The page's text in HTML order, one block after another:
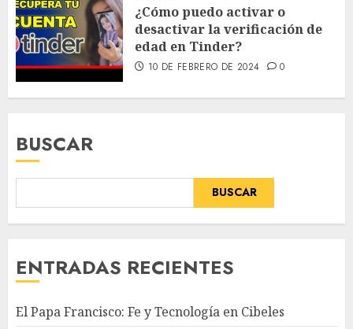
¿Cómo puedo activar o
desactivar la verificación de
edad en Tinder?
10 DE FEBRERO DE 2024 0
BUSCAR
BUSCAR
ENTRADAS RECIENTES
El Papa Francisco: Fe y Tecnología en Cibeles